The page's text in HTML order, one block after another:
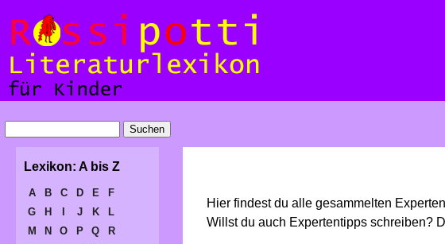
Hier findest du alle gesammelten
Willst du auch Expertentipps schreiben?
Lexikon: A bis Z
A B C D E
F
G
H J K
L
M
N O P Q
R